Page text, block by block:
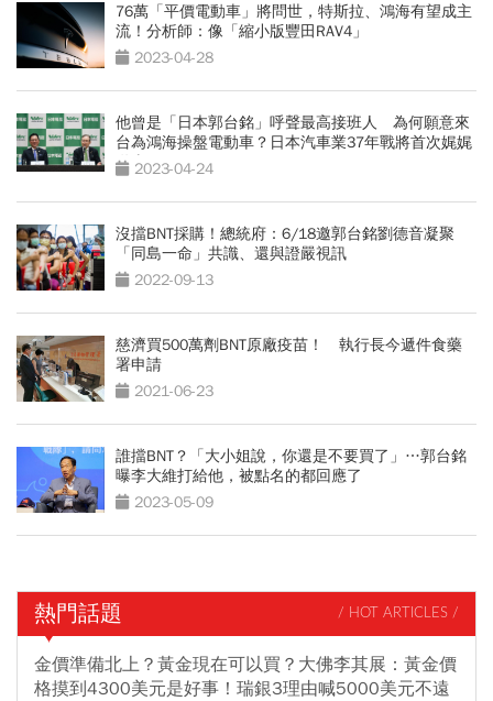
76萬「平價電動車」將問世，特斯拉、鴻海有望成主
流！分析師：像「縮小版豐田RAV4」
2023-04-28
他曾是「日本郭台銘」呼聲最高接班人 為何願意來
台為鴻海操盤電動車？日本汽車業37年戰將首次娓娓
道來2023-04-24
沒擋BNT採購！總統府：6/18邀郭台銘劉德音凝聚
「同島一命」共識、還與證嚴視訊
2022-09-13
慈濟買500萬劑BNT原廠疫苗！ 執行長今遞件食藥
署申請
2021-06-23
誰擋BNT？「大小姐說，你還是不要買了」…郭台銘
曝李大維打給他，被點名的都回應了
2023-05-09
熱門話題 / HOT ARTICLES /
金價準備北上？黃金現在可以買？大佛李其展：黃金價
格摸到4300美元是好事！瑞銀3理由喊5000美元不遠